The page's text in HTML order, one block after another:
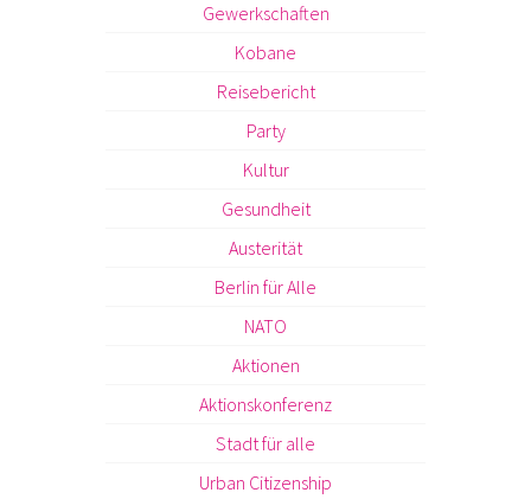
Gewerkschaften
Kobane
Reisebericht
Party
Kultur
Gesundheit
Austerität
Berlin für Alle
NATO
Aktionen
Aktionskonferenz
Stadt für alle
Urban Citizenship